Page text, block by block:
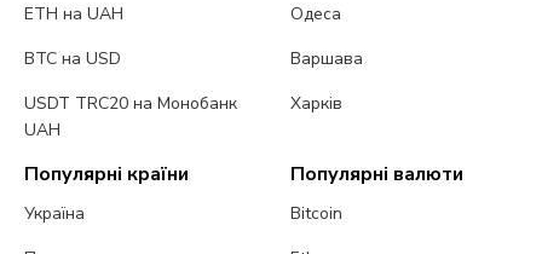
ETH на UAH
BTC на USD
USDT TRC20 на Монобанк
UAH
Одеса
Варшава
Харків
Популярні країни
Україна
Популярні валюти
Bitcoin